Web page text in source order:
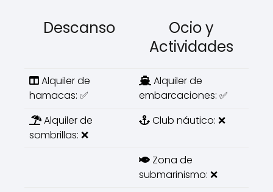
Descanso
Ocio y
Actividades
Alquiler de
hamacas: ✅
Alquiler de
embarcaciones: ✅
Alquiler de
sombrillas: ❌
Club náutico: ❌
Zona de
submarinismo: ❌